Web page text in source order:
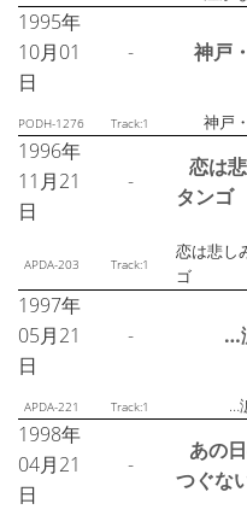
1995年
10月01
日
- 神戸
PODH-1276 Track:1 神戸
1996年
11月21
日
-
恋は
タンゴ
APDA-203 Track:1
恋は悲し
ゴ
1997年
05月21
日
- …
APDA-221 Track:1 …
1998年
04月21
日
-
あの
つぐな